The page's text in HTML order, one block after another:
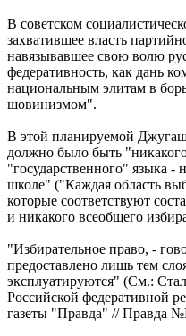
В советском
захватившее власть
навязывавшее свою волю
федеративность, как дань
национальным элитам в
шовинизмом".
В этой планируемой
должно было быть "никакого
"государственного" языка -
школе" ("Каждая область
которые соответствуют
и никакого всеобщего
"Избирательное право, -
предоставлено лишь тем
эксплуатируются" (См.:
Российской федеративной
газеты "Правда" // Правда